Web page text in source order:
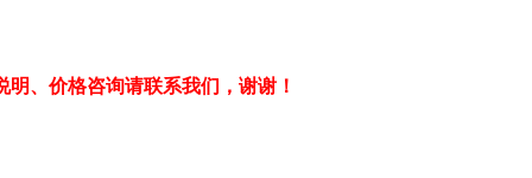
、价格咨询请联系我们，谢谢！